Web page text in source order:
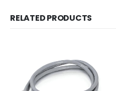
RELATED PRODUCTS